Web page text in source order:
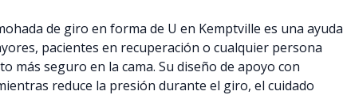
de giro en forma de U en Kemptville es una ayuda
pacientes en recuperación o cualquier persona
más seguro en la cama. Su diseño de apoyo con
reduce la presión durante el giro, el cuidado